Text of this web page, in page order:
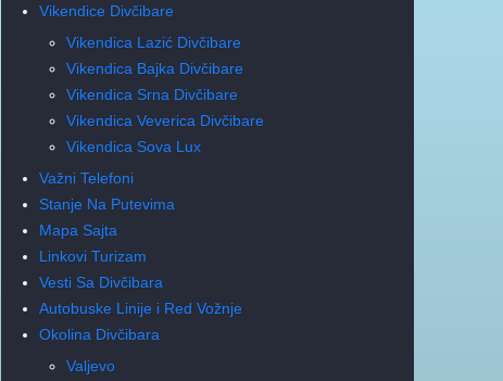
Vikendice Divčibare
Vikendica Lazić Divčibare
Vikendica Bajka Divčibare
Vikendica Srna Divčibare
Vikendica Veverica Divčibare
Vikendica Sova Lux
Važni Telefoni
Stanje Na Putevima
Mapa Sajta
Linkovi Turizam
Vesti Sa Divčibara
Autobuske Linije i Red Vožnje
Okolina Divčibara
Valjevo